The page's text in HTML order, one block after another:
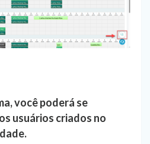
você poderá se
usuários criados no